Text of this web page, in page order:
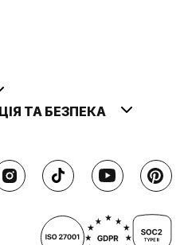
ТА БЕЗПЕКА